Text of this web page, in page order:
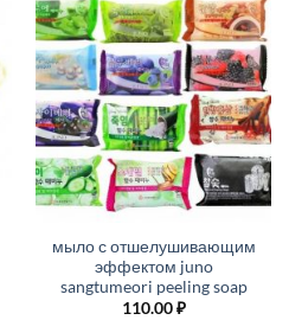
мыло с отшелушивающим
эффектом juno
sangtumeori peeling soap
110.00₽